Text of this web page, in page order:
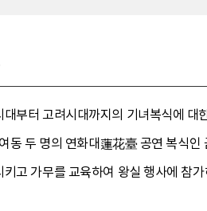
대부터 고려시대까지의 기녀복식에
동 두 명의 연화대蓮花臺 공연 복식
키고 가무를 교육하여 왕실 행사에 참